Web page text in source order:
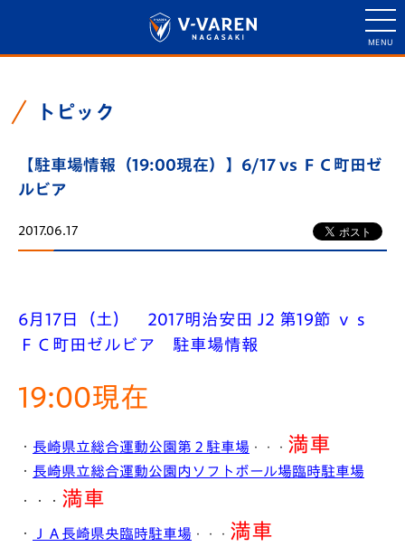
トピック
【駐車場情報（19:00現在）】6/17 vs ＦＣ町田ゼ
ルビア
2017.06.17
6月17日（土） 2017明治安田 J2 第19節 ｖｓ
ＦＣ町田ゼルビア 駐車場情報
19:00現在
・ 長崎県立総合運動公園第２駐車場 ・・・ 満車
・ 長崎県立総合運動公園内ソフトボール場臨時駐車場
・・・ 満車
・ ＪＡ長崎県央臨時駐車場 ・・・ 満車